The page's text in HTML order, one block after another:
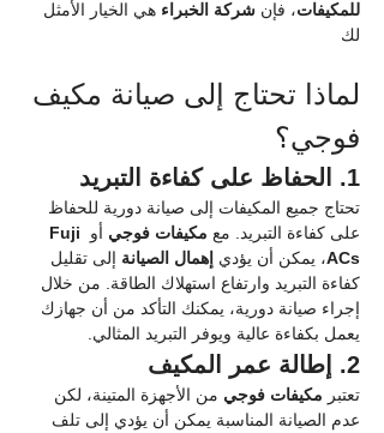
للمكيفات، فإن شركة الخبراء هي الخيار الأمثل
لك
لماذا تحتاج إلى صيانة مكيف
فوجي؟
1. الحفاظ على كفاءة التبريد
تحتاج جميع المكيفات إلى صيانة دورية للحفاظ
على كفاءة التبريد. مع مكيفات فوجي أو
Fuji
ACs، يمكن أن يؤدي إهمال الصيانة إلى تقليل
كفاءة التبريد وارتفاع استهلاك الطاقة. من خلال
إجراء صيانة دورية، يمكنك التأكد من أن جهازك
يعمل بكفاءة عالية ويوفر التبريد المثالي.
2. إطالة عمر المكيف
تعتبر مكيفات فوجي من الأجهزة المتينة، لكن
عدم الصيانة المناسبة يمكن أن يؤدي إلى تلف